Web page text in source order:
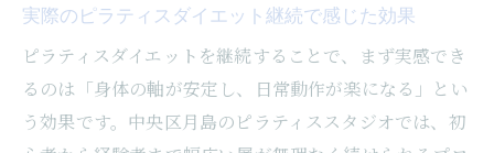
ットの鍵
ピラティスダイエットで代謝アップできる
仕組み
なぜピラティスダイエットはリバウンドし
実際のピラティスダイエット継続で感じた効果
ピラティスダイエットを継続することで、まず実感でき
るのは「身体の軸が安定し、日常動作が楽になる」とい
う効果です。中央区月島のピラティススタジオでは、初